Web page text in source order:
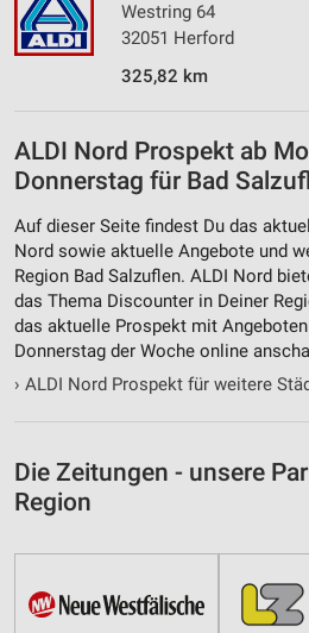
Westring 64
32051 Herford
325,82 km
ALDI Nord Prospekt ab
Donnerstag für Bad
Auf dieser Seite findest Du das
Nord sowie aktuelle Angebote und
Region Bad Salzuflen. ALDI Nord
das Thema Discounter in Deiner
das aktuelle Prospekt mit
Donnerstag der Woche online
› ALDI Nord Prospekt für weitere
Die Zeitungen - unsere
Region